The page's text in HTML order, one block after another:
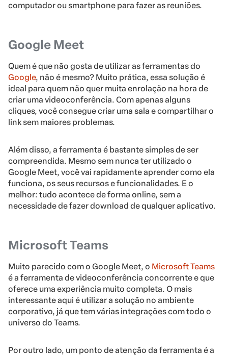
computador ou smartphone para fazer as reuniões.
Google Meet
Quem é que não gosta de utilizar as ferramentas do
Google, não é mesmo? Muito prática, essa solução é
ideal para quem não quer muita enrolação na hora de
criar uma videoconferência. Com apenas alguns
cliques, você consegue criar uma sala e compartilhar o
link sem maiores problemas.
Além disso, a ferramenta é bastante simples de ser
compreendida. Mesmo sem nunca ter utilizado o
Google Meet, você vai rapidamente aprender como ela
funciona, os seus recursos e funcionalidades. E o
melhor: tudo acontece de forma online, sem a
necessidade de fazer download de qualquer aplicativo.
Microsoft Teams
Muito parecido com o Google Meet, o Microsoft Teams
é a ferramenta de videoconferência concorrente e que
oferece uma experiência muito completa. O mais
interessante aqui é utilizar a solução no ambiente
corporativo, já que tem várias integrações com todo o
universo do Teams.
Por outro lado, um ponto de atenção da ferramenta é a